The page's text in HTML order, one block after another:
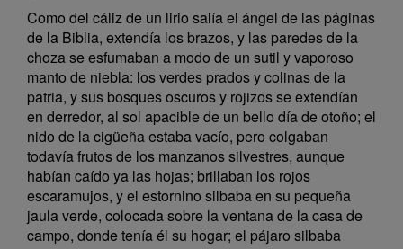
Como del cáliz de un lirio salía el ángel de las páginas
de la Biblia, extendía los brazos, y las paredes de la
choza se esfumaban a modo de un sutil y vaporoso
manto de niebla: los verdes prados y colinas de la
patria, y sus bosques oscuros y rojizos se extendían
en derredor, al sol apacible de un bello día de otoño; el
nido de la cigüeña estaba vacío, pero colgaban
todavía frutos de los manzanos silvestres, aunque
habían caído ya las hojas; brillaban los rojos
escaramujos, y el estornino silbaba en su pequeña
jaula verde, colocada sobre la ventana de la casa de
campo, donde tenía él su hogar; el pájaro silbaba